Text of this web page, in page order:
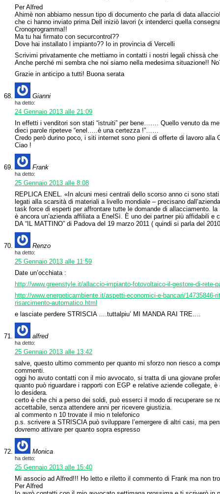
Per Alfred
Ahimè non abbiamo nessun tipo di documento che parla di data
che ci hanno inviato prima Dell iniziò lavori (x intenderci quella
Cronoprogramma!!
Ma tu hai firmato con securcontrol??
Dove hai installato l impianto?? Io in provincia di Vercelli
Scrivimi privatamente che mettiamo in contatti i nostri legali chissà
Anche perché mi sembra che noi siamo nella medesima situazione!!
Grazie in anticipo a tutti! Buona serata
Gianni
ha detto:
24 Gennaio 2013 alle 21:09
In effetti i venditori son stati “istruiti” per bene……. Quello venuto da
dieci parole ripeteve “enel…..è una certezza !”……
Credo però durino poco, i siti internet sono pieni di offerte di lavoro
Ciao !
Frank
ha detto:
25 Gennaio 2013 alle 8:08
REPLICA ENEL. «In alcuni mesi centrali dello scorso anno ci sono
legati alla scarsità di materiali a livello mondiale – precisano
task force di esperti per affrontare tutte le domande di allacciamento.
è ancora un’azienda affiliata a EnelSì. È uno dei partner più affidabili e
DA “IL MATTINO” di Padova del 19 marzo 2011 ( quindi si parla del
Renzo
ha detto:
25 Gennaio 2013 alle 11:59
Date un’occhiata :
http://www.greenstyle.it/allaccio-impianto-fotovoltaico-il-gestore-di-rete-
http://www.energeticambiente.it/aspetti-economici-e-bancari/14735846-
risarcimento-automatico.html
e lasciate perdere STRISCIA ….tuttalpiu’ MI MANDA RAI TRE….
alfred
ha detto:
25 Gennaio 2013 alle 13:42
salve, questo ultimo commento per quanto mi sforzo non riesco a
commenti.
oggi ho avuto contatti con il mio avvocato, si tratta di una giovane
quanto può riguardare i rapporti con EGP e relative aziende collegate,
lo desidera.
certo è che chi a perso dei soldi, può esserci il modo di recuperare se
accettabile, senza attendere anni per ricevere giustizia.
al commento n 10 trovate il mio n telefonico
p.s. scrivere a STRISCIA può sviluppare l’emergere di altri casi, ma
dovremo attivare per quanto sopra espresso
Monica
ha detto:
25 Gennaio 2013 alle 15:40
Mi associo ad Alfred!!! Ho letto e riletto il commento di Frank ma non
Per Alfred